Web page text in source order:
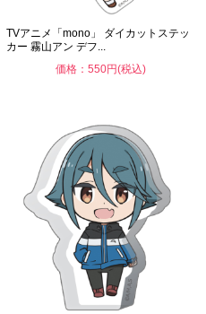
TVアニメ「mono」 ダイカットステッ
カー 霧山アン デフ...
価格：550円(税込)